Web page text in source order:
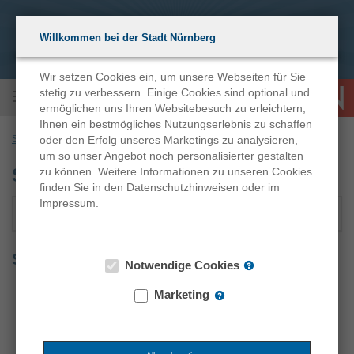
Zum
Anmelden
Zur
Navigation
Hauptnavigation
Menü
Willkommen bei der Stadt Nürnberg
Wir setzen Cookies ein, um unsere Webseiten für Sie
stetig zu verbessern. Einige Cookies sind optional und
ermöglichen uns Ihren Websitebesuch zu erleichtern,
Ihnen ein bestmögliches Nutzungserlebnis zu schaffen
oder den Erfolg unseres Marketings zu analysieren,
um so unser Angebot noch personalisierter gestalten
zu können. Weitere Informationen zu unseren Cookies
finden Sie in den Datenschutzhinweisen oder im
Impressum.
Notwendige Cookies
Marketing
Startseite Stellenangebote
Suchergebnis :49Treffer
Suchkriterien
Suchergebnisse
Treffer pro Seite
SeiteAktuelleWechselnWechselnWechselnWechseln
Seite